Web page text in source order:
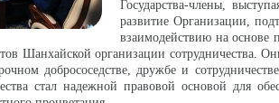
Государства-члены,
развитие Организации,
взаимодействию на
Шанхайской организации сотрудничества.
добрососедстве, дружбе и
стал надежной правовой основой для